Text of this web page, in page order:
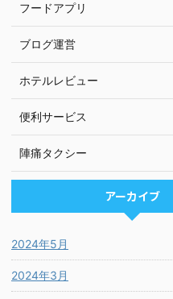
フードアプリ
ブログ運営
ホテルレビュー
便利サービス
陣痛タクシー
アーカイブ
2024年5月
2024年3月